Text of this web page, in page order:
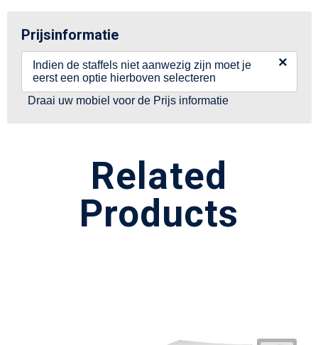
Prijsinformatie
Indien de staffels niet aanwezig zijn moet je
eerst een optie hierboven selecteren
×
Draai uw mobiel voor de Prijs informatie
Related
Products